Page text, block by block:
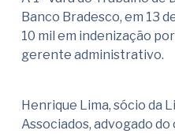
Banco Bradesco, em 13
10 mil em indenização
gerente administrativo.
Henrique Lima, sócio da
Associados, advogado